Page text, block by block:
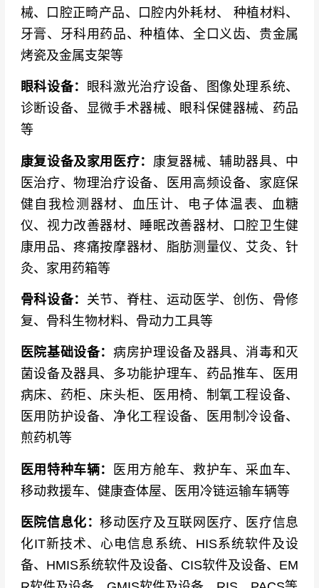
械、口腔正畸产品、口腔内外耗材、 种植材料、
牙膏、牙科用药品、种植体、全口义齿、贵金属
烤瓷及金属支架等
眼科设备：
眼科激光治疗设备、图像处理系统、
诊断设备、显微手术器械、眼科保健器械、药品
等
康复设备及家用医疗： 康复器械、辅助器具、中
医治疗、物理治疗设备、医用高频设备、家庭保
健自我检测器材、血压计、电子体温表、血糖
仪、视力改善器材、睡眠改善器材、口腔卫生健
康用品、疼痛按摩器材、脂肪测量仪、艾灸、针
灸、家用药箱等
骨科设备： 关节、脊柱、运动医学、创伤、骨修
复、骨科生物材料、骨动力工具等
医院基础设备：病房护理设备及器具、消毒和灭
菌设备及器具、多功能护理车、药品推车、医用
病床、药柜、床头柜、医用椅、制氧工程设备、
医用防护设备、净化工程设备、医用制冷设备、
煎药机等
医用特种车辆：
医用方舱车、救护车、采血车、
移动救援车、健康查体屋、医用冷链运输车辆等
医院信息化：移动医疗及互联网医疗、医疗信息
化IT新技术、心电信息系统、HIS系统软件及设
备、HMIS系统软件及设备、CIS软件及设备、EM